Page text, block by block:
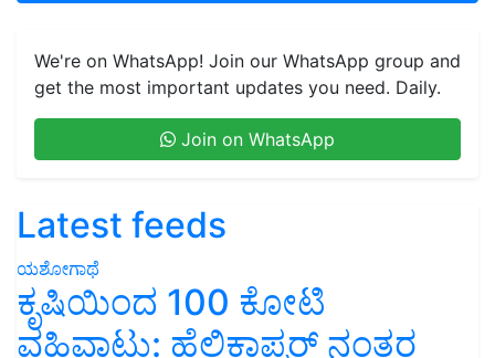
We're on WhatsApp! Join our WhatsApp group and
get the most important updates you need. Daily.
Join on WhatsApp
Latest feeds
ಯಶೋಗಾಥೆ
ಕೃಷಿಯಿಂದ 100 ಕೋಟಿ
ವಹಿವಾಟು: ಹೆಲಿಕಾಪ್ಟರ್ ನಂತರ